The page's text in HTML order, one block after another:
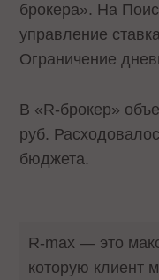
брокера». На
управление
Ограничение
В «R-брокер»
руб.
бюджета.
R-max — это
которую клиент